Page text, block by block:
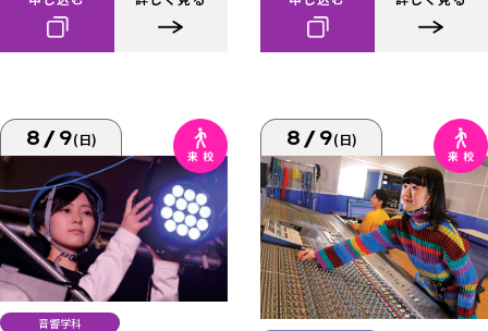
8/9(日)
音響学科
8/9(日)